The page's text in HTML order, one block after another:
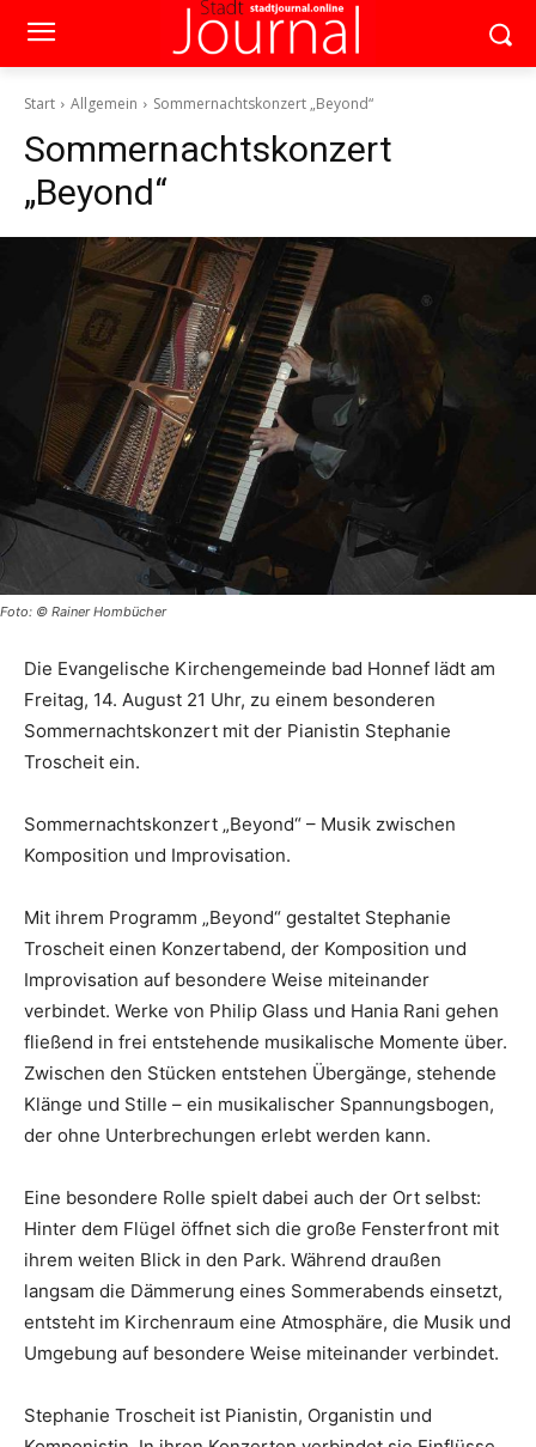
Start Allgemein Sommernachtskonzert „Beyond“
Sommernachtskonzert
„Beyond“
Foto: © Rainer Hombücher
Die Evangelische Kirchengemeinde bad Honnef lädt am
Freitag, 14. August 21 Uhr, zu einem besonderen
Sommernachtskonzert mit der Pianistin Stephanie
Troscheit ein.
Sommernachtskonzert „Beyond“ – Musik zwischen
Komposition und Improvisation.
Mit ihrem Programm „Beyond“ gestaltet Stephanie
Troscheit einen Konzertabend, der Komposition und
Improvisation auf besondere Weise miteinander
verbindet. Werke von Philip Glass und Hania Rani gehen
fließend in frei entstehende musikalische Momente über.
Zwischen den Stücken entstehen Übergänge, stehende
Klänge und Stille – ein musikalischer Spannungsbogen,
der ohne Unterbrechungen erlebt werden kann.
Eine besondere Rolle spielt dabei auch der Ort selbst:
Hinter dem Flügel öffnet sich die große Fensterfront mit
ihrem weiten Blick in den Park. Während draußen
langsam die Dämmerung eines Sommerabends einsetzt,
entsteht im Kirchenraum eine Atmosphäre, die Musik und
Umgebung auf besondere Weise miteinander verbindet.
Stephanie Troscheit ist Pianistin, Organistin und